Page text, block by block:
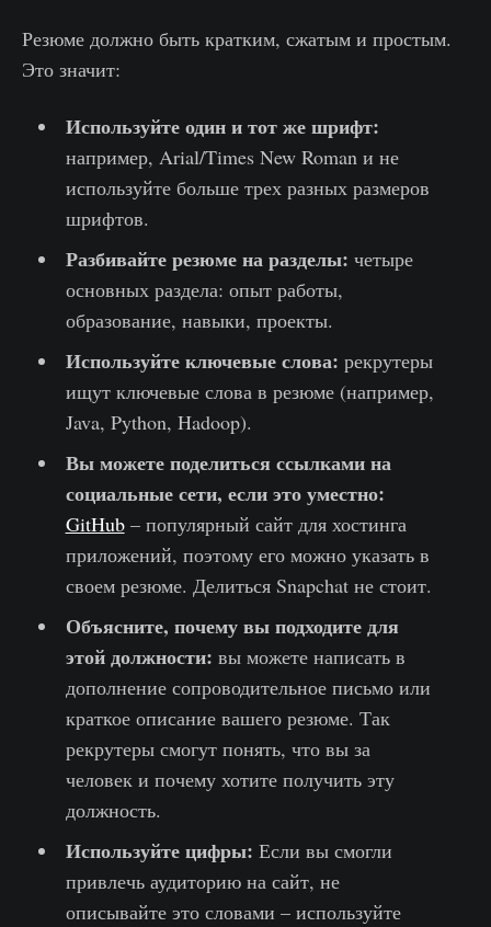
Резюме должно быть кратким, сжатым и простым.
Это значит:
Используйте один и тот же шрифт:
например, Arial/Times New Roman и не
используйте больше трех разных размеров
шрифтов.
Разбивайте резюме на разделы: четыре
основных раздела: опыт работы,
образование, навыки, проекты.
Используйте ключевые слова: рекрутеры
ищут ключевые слова в резюме (например,
Java, Python, Hadoop).
Вы можете поделиться ссылками на
социальные сети, если это уместно:
GitHub– популярный сайт для хостинга
приложений, поэтому его можно указать в
своем резюме. Делиться Snapchat не стоит.
Объясните, почему вы подходите для
этой должности: вы можете написать в
дополнение сопроводительное письмо или
краткое описание вашего резюме. Так
рекрутеры смогут понять, что вы за
человек и почему хотите получить эту
должность.
Используйте цифры: Если вы смогли
привлечь аудиторию на сайт, не
описывайте это словами – используйте